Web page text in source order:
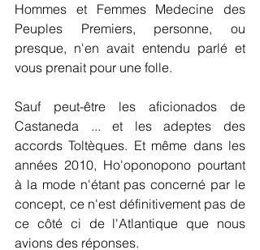
Hommes et Femmes Medecine des
Peuples Premiers, personne, ou
presque, n'en avait entendu parlé et
vous prenait pour une folle.
Sauf peut-être les aficionados de
Castaneda ... et les adeptes des
accords Toltèques. Et même dans les
années 2010, Ho'oponopono pourtant
à la mode n'étant pas concerné par le
concept, ce n'est définitivement pas de
ce côté ci de l'Atlantique que nous
avions des réponses.